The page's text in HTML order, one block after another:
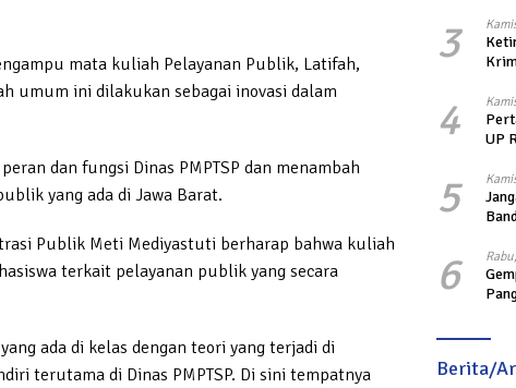
mata kuliah Pelayanan Publik, Latifah,
umum ini dilakukan sebagai inovasi dalam
dan fungsi Dinas PMPTSP dan menambah
yang ada di Jawa Barat.
Publik Meti Mediyastuti berharap bahwa kuliah
terkait pelayanan publik yang secara
ada di kelas dengan teori yang terjadi di
terutama di Dinas PMPTSP. Di sini tempatnya
3
4
UP
5
6
Berita/